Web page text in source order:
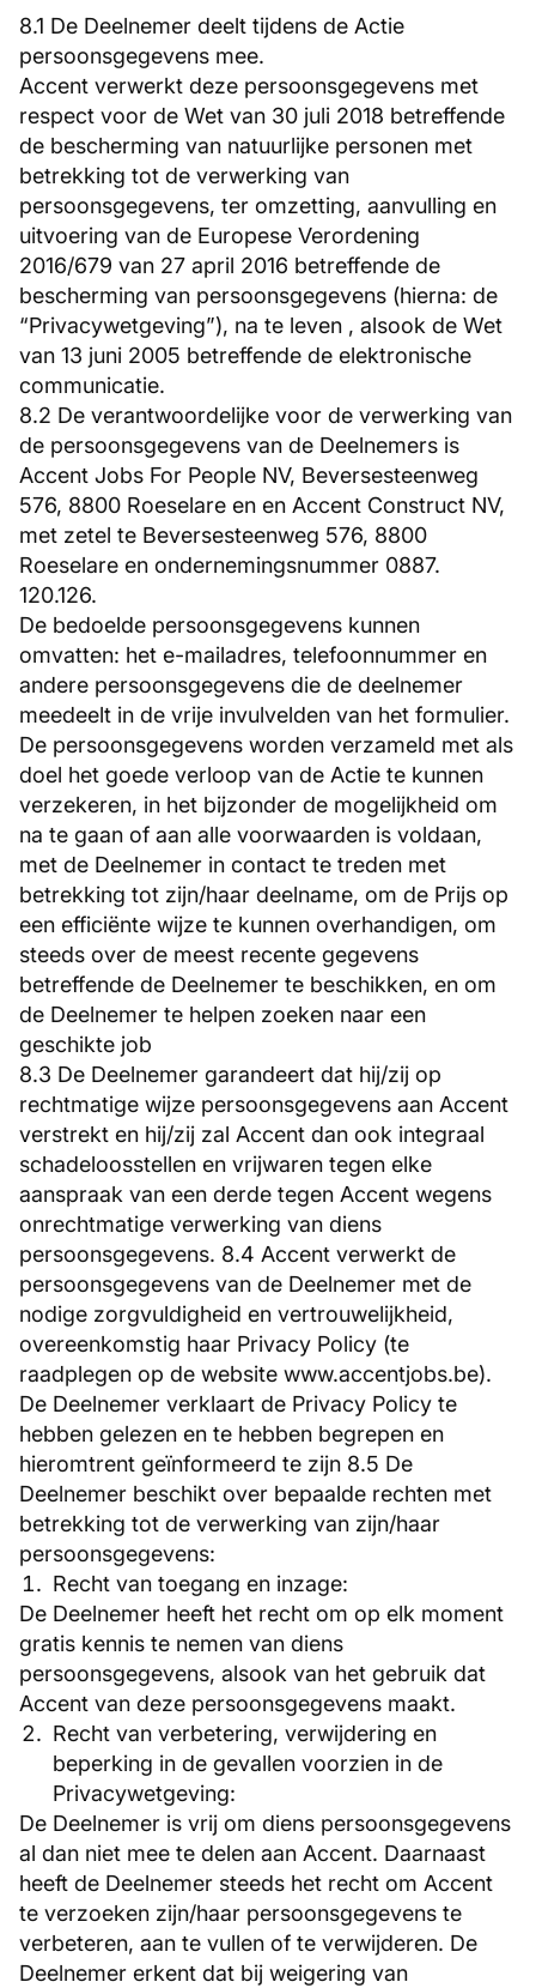
8.1 De Deelnemer deelt tijdens de Actie
persoonsgegevens mee.
Accent verwerkt deze persoonsgegevens met
respect voor de Wet van 30 juli 2018 betreffende
de bescherming van natuurlijke personen met
betrekking tot de verwerking van
persoonsgegevens, ter omzetting, aanvulling en
uitvoering van de Europese Verordening
2016/679 van 27 april 2016 betreffende de
bescherming van persoonsgegevens (hierna: de
“Privacywetgeving”), na te leven , alsook de Wet
van 13 juni 2005 betreffende de elektronische
communicatie.
8.2 De verantwoordelijke voor de verwerking van
de persoonsgegevens van de Deelnemers is
Accent Jobs For People NV, Beversesteenweg
576, 8800 Roeselare en en Accent Construct NV,
met zetel te Beversesteenweg 576, 8800
Roeselare en ondernemingsnummer 0887.
120.126.
De bedoelde persoonsgegevens kunnen
omvatten: het e-mailadres, telefoonnummer en
andere persoonsgegevens die de deelnemer
meedeelt in de vrije invulvelden van het formulier.
De persoonsgegevens worden verzameld met als
doel het goede verloop van de Actie te kunnen
verzekeren, in het bijzonder de mogelijkheid om
na te gaan of aan alle voorwaarden is voldaan,
met de Deelnemer in contact te treden met
betrekking tot zijn/haar deelname, om de Prijs op
een efficiënte wijze te kunnen overhandigen, om
steeds over de meest recente gegevens
betreffende de Deelnemer te beschikken, en om
de Deelnemer te helpen zoeken naar een
geschikte job
8.3 De Deelnemer garandeert dat hij/zij op
rechtmatige wijze persoonsgegevens aan Accent
verstrekt en hij/zij zal Accent dan ook integraal
schadeloosstellen en vrijwaren tegen elke
aanspraak van een derde tegen Accent wegens
onrechtmatige verwerking van diens
persoonsgegevens. 8.4 Accent verwerkt de
persoonsgegevens van de Deelnemer met de
nodige zorgvuldigheid en vertrouwelijkheid,
overeenkomstig haar Privacy Policy (te
raadplegen op de website www.accentjobs.be).
De Deelnemer verklaart de Privacy Policy te
hebben gelezen en te hebben begrepen en
hieromtrent geïnformeerd te zijn 8.5 De
Deelnemer beschikt over bepaalde rechten met
betrekking tot de verwerking van zijn/haar
persoonsgegevens:
Recht van toegang en inzage:
De Deelnemer heeft het recht om op elk moment
gratis kennis te nemen van diens
persoonsgegevens, alsook van het gebruik dat
Accent van deze persoonsgegevens maakt.
Recht van verbetering, verwijdering en
beperking in de gevallen voorzien in de
Privacywetgeving:
De Deelnemer is vrij om diens persoonsgegevens
al dan niet mee te delen aan Accent. Daarnaast
heeft de Deelnemer steeds het recht om Accent
te verzoeken zijn/haar persoonsgegevens te
verbeteren, aan te vullen of te verwijderen. De
Deelnemer erkent dat bij weigering van